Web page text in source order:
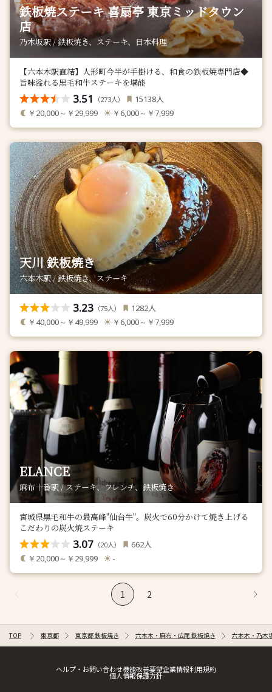
鉄板焼ステーキ 喜扇亭 東京ミッドタウン
店
乃木坂駅 / 鉄板焼き、ステーキ、日本料理
【六本木駅直結】人形町今半が手掛ける、和食の鉄板焼専門店◆
旨味溢れる黒毛和牛ステーキを堪能
3.51 （273人） 15138人
￥20,000～￥29,999 ￥6,000～￥7,999
天川 鉄板焼き
六本木駅 / 鉄板焼き、ステーキ
3.23 （75人） 1282人
￥40,000～￥49,999 ￥6,000～￥7,999
ELANCE
麻布十番駅 / ステーキ、フレンチ、鉄板焼き
宮城県黒毛和牛の最高峰"仙台牛"。炭火で60分かけて焼き上げる
こだわりの炭火焼ステーキ
3.07 （20人） 662人
￥20,000～￥29,999 -
1 2
TOP 東京都 東京都 鉄板焼き 六本木・麻布・広尾 鉄板焼き 六本木・乃木
ヘルプ・お問い合わせ機能改善要望企業情報利用規約
個人情報保護方針